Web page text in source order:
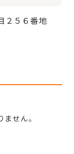
２５６番地
せん。